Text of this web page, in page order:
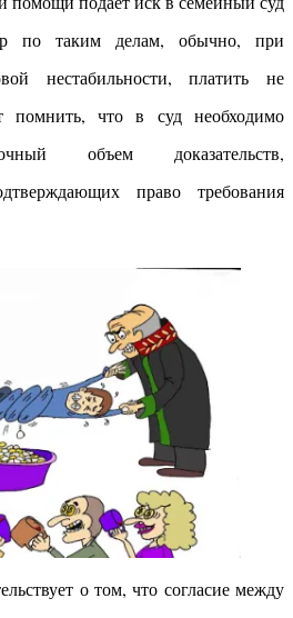
по таким делам, обычно, при
нестабильности, платить не
помнить, что в суд необходимо
объем доказательств,
право требования
о том, что согласие между